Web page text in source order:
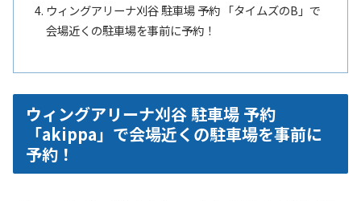
ウィングアリーナ刈谷 駐車場 予約 「タイムズのB」で
会場近くの駐車場を事前に予約！
ウィングアリーナ刈谷 駐車場 予約
「akippa」で会場近くの駐車場を事前に
予約！